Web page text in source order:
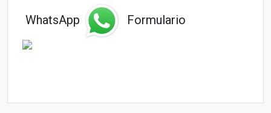
WhatsApp Formulario